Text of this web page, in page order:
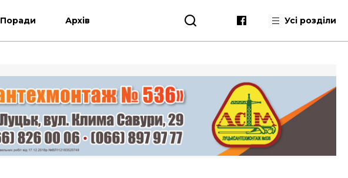
Поради Архів Усі розділи